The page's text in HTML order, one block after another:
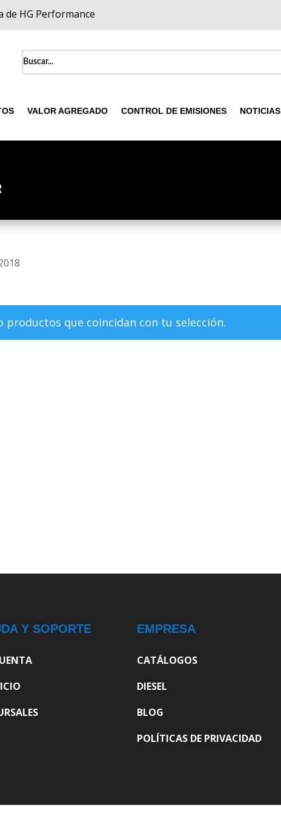
de HG Performance
VALOR AGREGADO CONTROL DE EMISIONES
NOTICIAS
productos que coincidan con tu selección.
Y SOPORTE EMPRESA
CATÁLOGOS
DIESEL
BLOG
POLÍTICAS DE PRIVACIDAD